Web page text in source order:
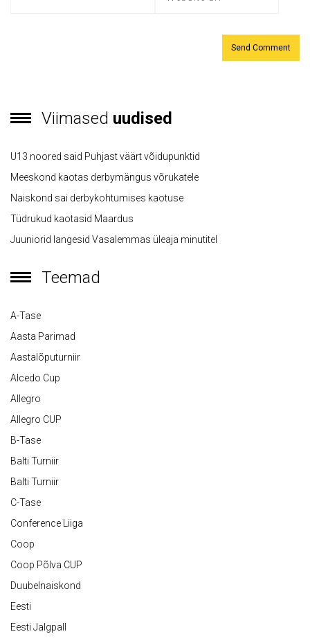
Viimased uudised
U13 noored said Puhjast väärt võidupunktid
Meeskond kaotas derbymängus võrukatele
Naiskond sai derbykohtumises kaotuse
Tüdrukud kaotasid Maardus
Juuniorid langesid Vasalemmas üleaja minutitel
Teemad
A-Tase
Aasta Parimad
Aastalõputurniir
Alcedo Cup
Allegro
Allegro CUP
B-Tase
Balti Turniir
Balti Turniir
C-Tase
Conference Liiga
Coop
Coop Põlva CUP
Duubelnaiskond
Eesti
Eesti Jalgpall